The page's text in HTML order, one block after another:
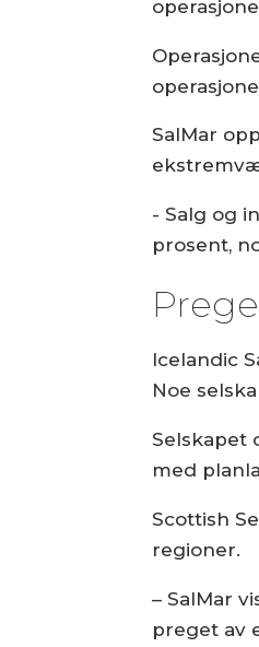
SalMar
- Salg og
prosent,
Icelandic
Noe
Selskapet
med
Scottish
regioner.
– SalMar
preget av